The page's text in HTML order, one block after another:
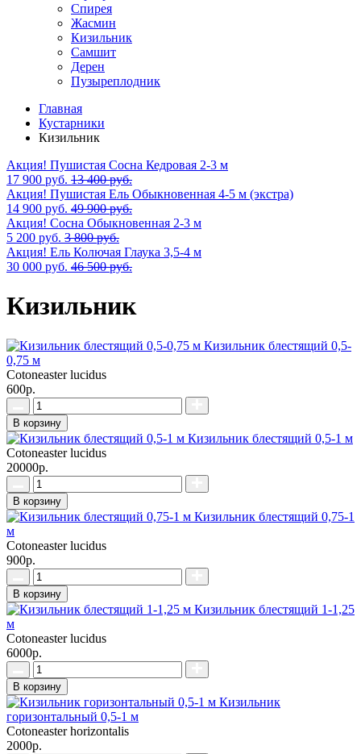
Спирея
Жасмин
Кизильник
Самшит
Дерен
Пузыреплодник
Главная
Кустарники
Кизильник
Акция! Пушистая Сосна Кедровая 2-3 м
17 900 руб. 13 400 руб.
Акция! Пушистая Ель Обыкновенная 4-5 м (экстра)
14 900 руб. 49 900 руб.
Акция! Сосна Обыкновенная 2-3 м
5 200 руб. 3 800 руб.
Акция! Ель Колючая Глаука 3,5-4 м
30 000 руб. 46 500 руб.
Кизильник
Кизильник блестящий 0,5-
0,75 м
Cotoneaster lucidus
600р.
В корзину
Кизильник блестящий 0,5-1 м
Cotoneaster lucidus
20000р.
В корзину
Кизильник блестящий 0,75-1
м
Cotoneaster lucidus
900р.
В корзину
Кизильник блестящий 1-1,25
м
Cotoneaster lucidus
6000р.
В корзину
Кизильник
горизонтальный 0,5-1 м
Cotoneaster horizontalis
2000р.